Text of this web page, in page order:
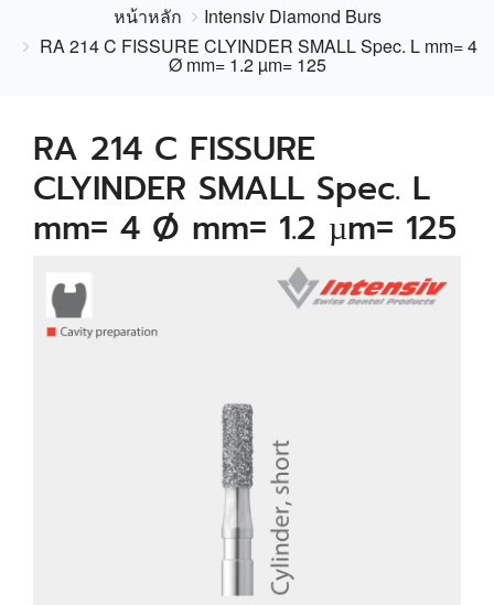
หน้าหลัก
Intensiv Diamond Burs
RA 214 C FISSURE CLYINDER SMALL Spec. L mm= 4
Ø mm= 1.2 µm= 125
RA 214 C FISSURE
CLYINDER SMALL Spec. L
mm= 4 Ø mm= 1.2 µm= 125